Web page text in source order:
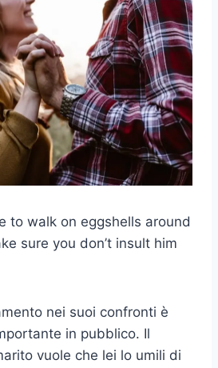
to walk on eggshells around
sure you don’t insult him
nei suoi confronti è
in pubblico. Il
vuole che lei lo umili di